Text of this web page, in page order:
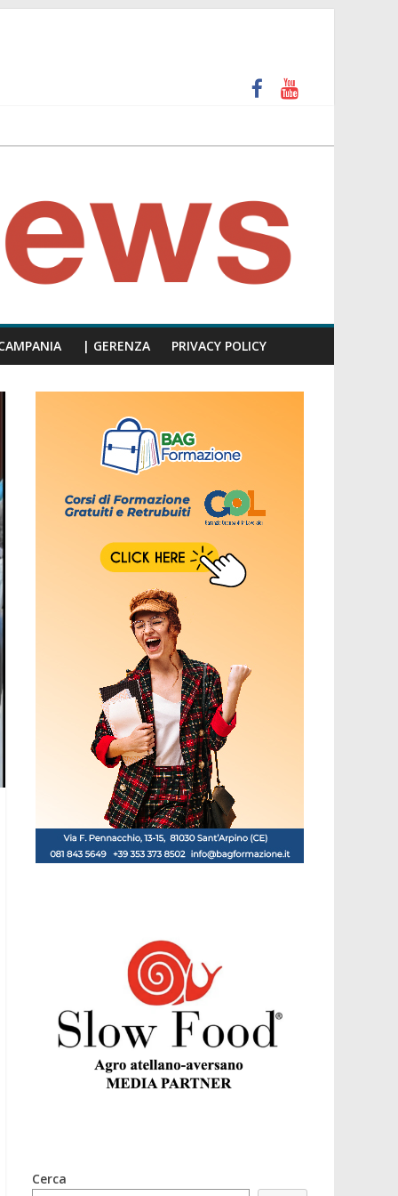
insulti sessisti, parla il video del consiglio
| GERENZA PRIVACY POLICY
Cerca